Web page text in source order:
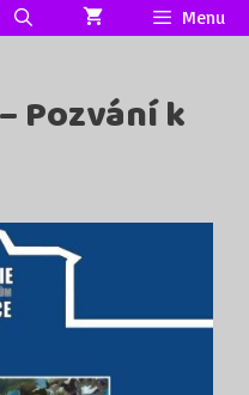
Menu
Pozvání k